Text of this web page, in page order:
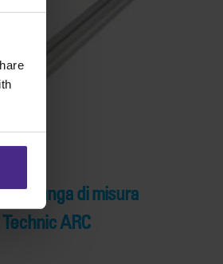
prolunga di misura
Technic ARC